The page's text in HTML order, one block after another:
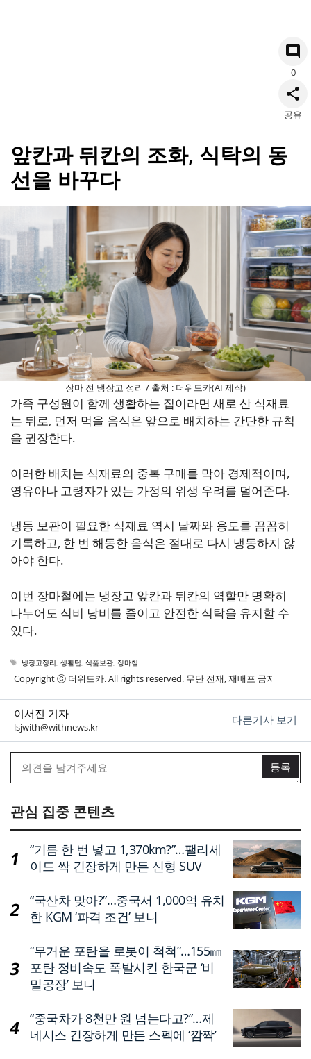
앞칸과 뒤칸의 조화, 식탁의 동
선을 바꾸다
장마 전 냉장고 정리 / 출처 : 더위드카(AI 제작)
가족 구성원이 함께 생활하는 집이라면 새로 산 식재료
는 뒤로, 먼저 먹을 음식은 앞으로 배치하는 간단한 규칙
을 권장한다.
이러한 배치는 식재료의 중복 구매를 막아 경제적이며,
영유아나 고령자가 있는 가정의 위생 우려를 덜어준다.
냉동 보관이 필요한 식재료 역시 날짜와 용도를 꼼꼼히
기록하고, 한 번 해동한 음식은 절대로 다시 냉동하지 않
아야 한다.
이번 장마철에는 냉장고 앞칸과 뒤칸의 역할만 명확히
나누어도 식비 낭비를 줄이고 안전한 식탁을 유지할 수
있다.
0
공유
태
냉장고정리, 생활팁, 식품보관, 장마철
Copyright ⓒ 더위드카. All rights reserved. 무단 전재, 재배포 금지
이서진 기자
lsjwith@withnews.kr
다른기사 보기
관심 집중 콘텐츠
“기름 한 번 넣고 1,370km?”…팰리세
이드 싹 긴장하게 만든 신형 SUV
“국산차 맞아?”…중국서 1,000억 유치
한 KGM ‘파격 조건’ 보니
“무거운 포탄을 로봇이 척척”…155㎜
포탄 정비속도 폭발시킨 한국군 ‘비
밀공장’ 보니
“중국차가 8천만 원 넘는다고?”…제
네시스 긴장하게 만든 스펙에 ‘깜짝’